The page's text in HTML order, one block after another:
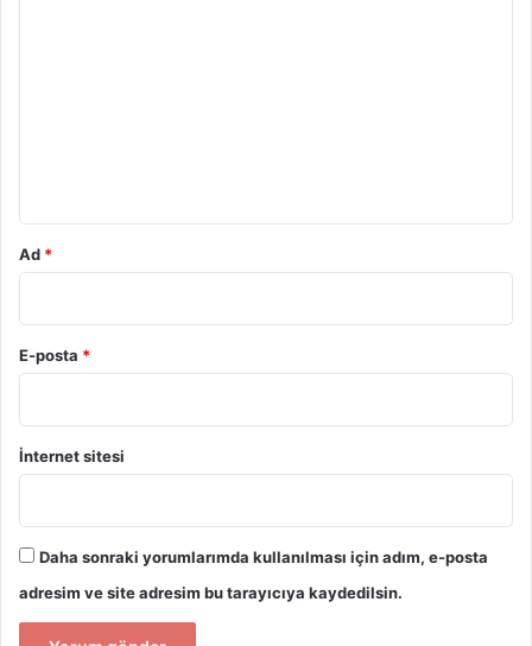
Ad *
E-posta *
İnternet sitesi
Daha sonraki yorumlarımda kullanılması için adım, e-posta
adresim ve site adresim bu tarayıcıya kaydedilsin.